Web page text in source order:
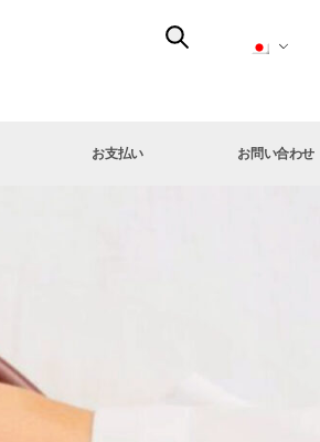
お支払い お問い合わせ